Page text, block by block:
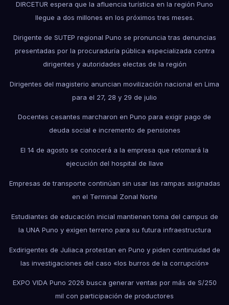
DIRCETUR espera que la afluencia turística en la región Puno
llegue a dos millones en los próximos tres meses.
Dirigente de SUTEP regional Puno se pronuncia tras denuncias
presentadas por la procuraduría pública especializada contra
dirigentes y autoridades electas de la región
Dirigentes del magisterio anuncian movilización nacional en Lima
para el 27, 28 y 29 de julio
Docentes cesantes marcharon en Puno para exigir pago de
deuda social e incremento de pensiones
El 14 de agosto se conocerá a la empresa que retomará la
ejecución del hospital de Ilave
Empresas de transporte continúan sin usar las rampas asignadas
en el Terminal Zonal Norte
Estudiantes de educación inicial mantienen toma del campus de
la UNA Puno y exigen terreno para su futura infraestructura
Exdirigentes de Juliaca protestan en Puno y piden continuidad de
las investigaciones del caso «los burros de la corrupción»
EXPO VIDA Puno 2026 busca generar ventas por más de S/250
mil con participación de productores